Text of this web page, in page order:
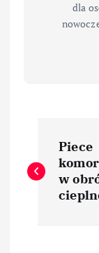
dla
a
Piece
w